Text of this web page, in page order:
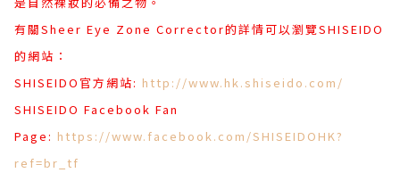
有關Sheer Eye Zone Corrector的詳情可以瀏覽SHISEIDO
的網站：
SHISEIDO官方網站: http://www.hk.shiseido.com/
SHISEIDO Facebook Fan
Page: https://www.facebook.com/SHISEIDOHK?
ref=br_tf